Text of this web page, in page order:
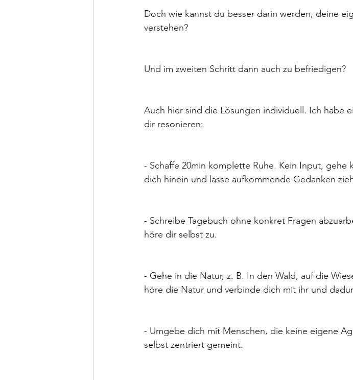
Doch wie kannst du besser darin werden, deine
verstehen?
Und im zweiten Schritt dann auch zu befriedigen?
Auch hier sind die Lösungen individuell. Ich habe
dir resonieren:
- Schaffe 20min komplette Ruhe. Kein Input, gehe
dich hinein und lasse aufkommende Gedanken
- Schreibe Tagebuch ohne konkret Fragen
höre dir selbst zu.
- Gehe in die Natur, z. B. In den Wald, auf die
höre die Natur und verbinde dich mit ihr und
- Umgebe dich mit Menschen, die keine eigene
selbst zentriert gemeint.